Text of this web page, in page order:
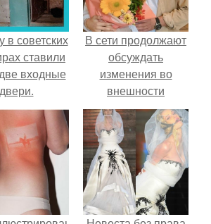
в советских
ставили
входные
двери.
В сети продолжают
обсуждать
изменения во
внешности
актрисы.